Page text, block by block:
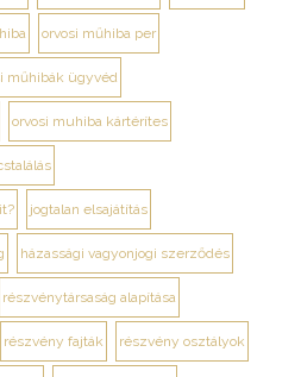
orvosi műhiba per
műhibák ügyvéd
orvosi muhiba kártérítes
jogtalan elsajátítás
házassági vagyonjogi szerződés
részvénytársaság alapítása
részvény fajták részvény osztályok